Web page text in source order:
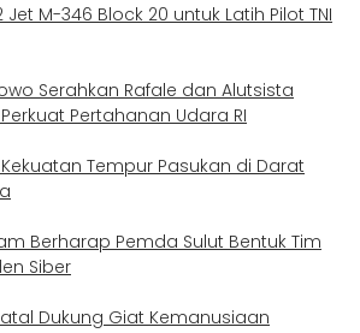
Jet M-346 Block 20 untuk Latih Pilot TNI
Serahkan Rafale dan Alutsista
Pertahanan Udara RI
Kekuatan Tempur Pasukan di Darat
Berharap Pemda Sulut Bentuk Tim
Siber
Dukung Giat Kemanusiaan